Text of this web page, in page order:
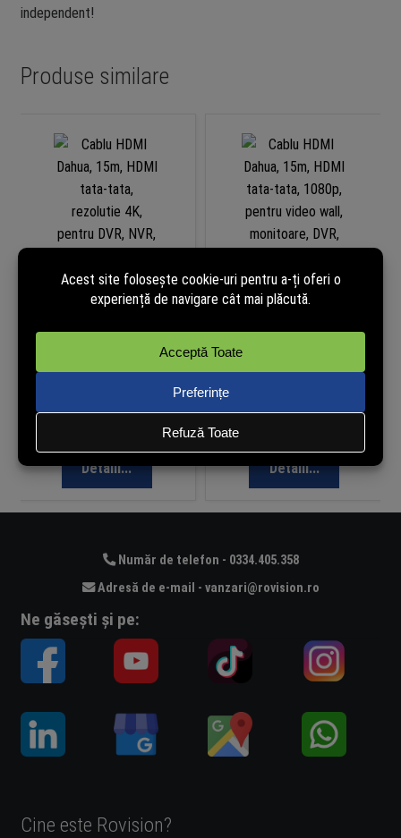
independent!
Produse similare
tata-tata, rezolutie 4K, pentru
DVR, NVR, monitor, televizor si
Disponibil la
Detalii...
tata-tata, 1080p, pentru video
wall, monitoare, DVR, NVR si
Disponibil la
Detalii...
Număr de telefon - 0334.405.358
Adresă de e-mail - vanzari@rovision.ro
Ne găsești și pe:
Cine este Rovision?